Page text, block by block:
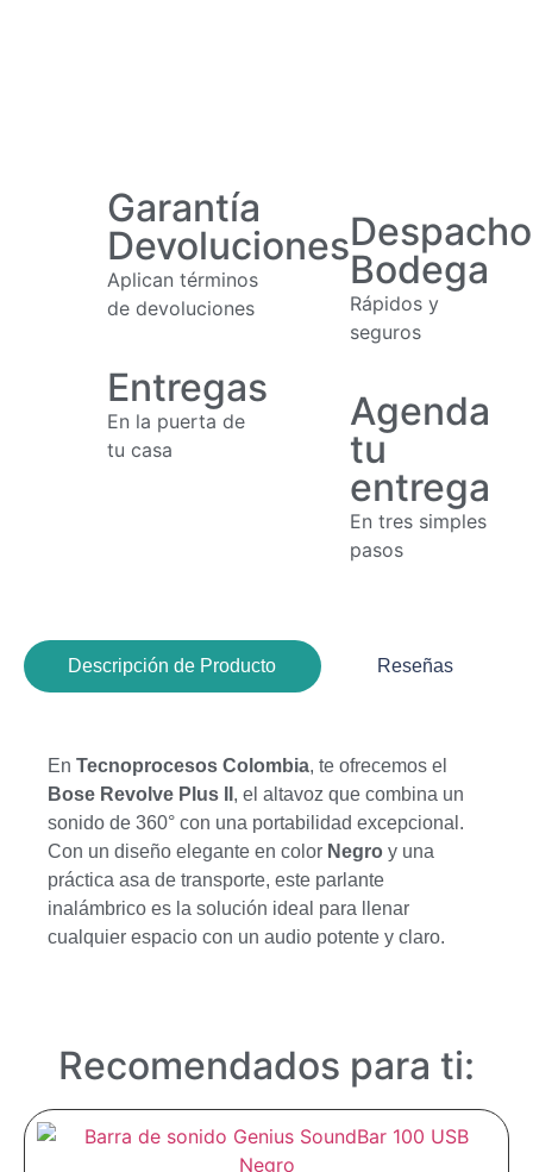
Garantía
Devoluciones
Aplican términos
de devoluciones
Bodega
Rápidos y
seguros
Entregas
En la puerta de
tu casa
Agenda
tu
entrega
En tres simples
pasos
Descripción de Producto Reseñas
En Tecnoprocesos Colombia, te ofrecemos el
Bose Revolve Plus II , el altavoz que combina un
sonido de 360° con una portabilidad excepcional.
Con un diseño elegante en color Negro y una
práctica asa de transporte, este parlante
inalámbrico es la solución ideal para llenar
cualquier espacio con un audio potente y claro.
Recomendados para ti: